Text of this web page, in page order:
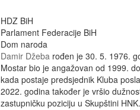
HDZ BiH
Parlament Federacije BiH
Dom naroda
Damir Džeba rođen je 30. 5. 1976.
Mostar bio je angažovan od 1999.
kada postaje predsjednik Kluba
2022. godina također je vršio
zastupničku poziciju u Skupštini HNK.